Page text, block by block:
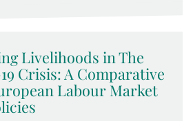
Livelihoods in The
Crisis: A Comparative
Labour Market